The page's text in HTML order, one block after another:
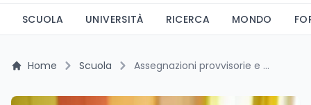
SCUOLA UNIVERSITÀ RICERCA MONDO
Home Scuola Assegnazioni provvisorie e accesso agli atti: i 46.826 posti residui